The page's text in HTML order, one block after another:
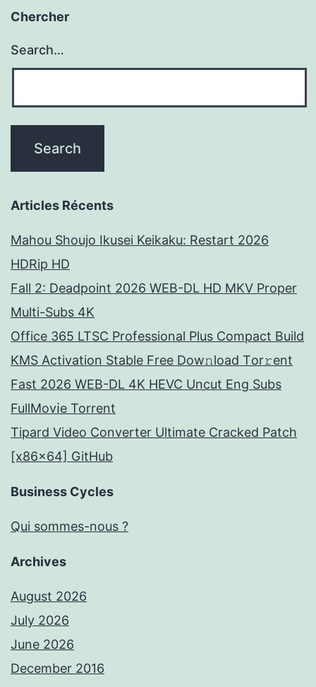
Chercher
Search…
Articles Récents
Mahou Shoujo Ikusei Keikaku: Restart 2026
HDRip HD
Fall 2: Deadpoint 2026 WEB-DL HD MKV Proper
Multi-Subs 4K
Office 365 LTSC Professional Plus Compact Build
KMS Activation Stable Frее Dow𝚗load Tоr𝚛ent
Fast 2026 WEB-DL 4K HEVC Uncut Eng Subs
FullMov𝗂e Torrent
Tipard Video Converter Ultimate Cracked Patch
[x86x64] GitHub
Business Cycles
Qui sommes-nous ?
Archives
August 2026
July 2026
June 2026
December 2016